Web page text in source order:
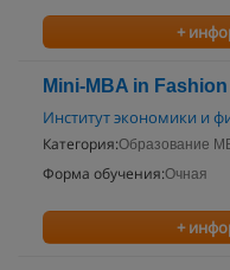
+
Mini-MBA in
Институт экономики и
Категория:Образование
Форма обучения:Очная
+